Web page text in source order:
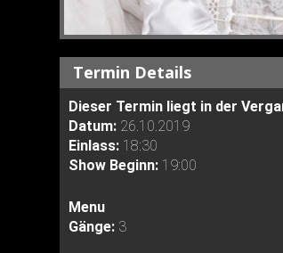
Termin Details
Dieser Termin liegt in der
Datum: 26.10.2019
Einlass: 18:30
Show Beginn: 19:00
Menu
Gänge: 3